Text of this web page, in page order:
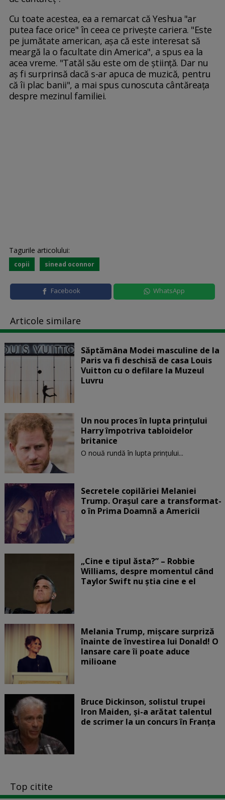
Cu toate acestea, ea a remarcat că Yeshua "ar
putea face orice" în ceea ce privește cariera. "Este
pe jumătate american, așa că este interesat să
meargă la o facultate din America", a spus ea la
acea vreme. "Tatăl său este om de știință. Dar nu
aș fi surprinsă dacă s-ar apuca de muzică, pentru
că îi plac banii", a mai spus cunoscuta cântăreața
despre mezinul familiei.
Tagurile articolului:
copii sinead oconnor
Facebook WhatsApp
Articole similare
Săptămâna Modei masculine de la
Paris va fi deschisă de casa Louis
Vuitton cu o defilare la Muzeul
Luvru
Un nou proces în lupta prinţului
Harry împotriva tabloidelor
britanice
O nouă rundă în lupta prinţului...
Secretele copilăriei Melaniei
Trump. Orașul care a transformat-
o în Prima Doamnă a Americii
„Cine e tipul ăsta?” – Robbie
Williams, despre momentul când
Taylor Swift nu știa cine e el
Melania Trump, mișcare surpriză
înainte de învestirea lui Donald! O
lansare care îi poate aduce
milioane
Bruce Dickinson, solistul trupei
Iron Maiden, şi-a arătat talentul
de scrimer la un concurs în Franţa
Top citite